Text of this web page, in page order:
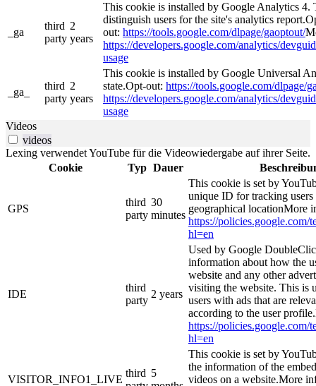
_ga
third
party
2
years
This cookie is installed by Google Analytics 4.
distinguish users for the site's analytics
out: https://tools.google.com/dlpage/gaoptout/
https://developers.google.com/analytics/
usage
_ga_
third
party
2
years
This cookie is installed by Google Universal
state.Opt-out: https://tools.google.com/dlpage/
https://developers.google.com/analytics/
usage
Videos
videos
Lexing verwendet YouTube für die Videowiedergabe auf ihrer Seite.
Cookie
Typ Dauer
GPS
third
party
30
minutes
This cookie is set by
unique ID for tracking users
geographical locationMore
https://policies.google.com/
hl=en
IDE
third
party
2 years
Used by Google
information about how the
website and any other
visiting the website. This is
users with ads that are
according to the user
https://policies.google.com/
hl=en
VISITOR_INFO1_LIVE
third 5
This cookie is set by
the information of the
videos on a website.More